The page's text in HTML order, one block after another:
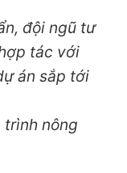
đội ngũ tư
tác với
án sắp tới
trình nông